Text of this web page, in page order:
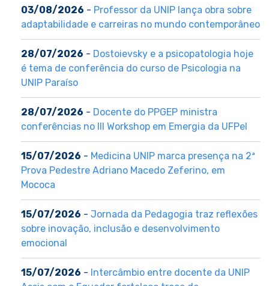
03/08/2026 - Professor da UNIP lança obra sobre
adaptabilidade e carreiras no mundo contemporâneo
28/07/2026 - Dostoievsky e a psicopatologia hoje
é tema de conferência do curso de Psicologia na
UNIP Paraíso
28/07/2026 - Docente do PPGEP ministra
conferências no III Workshop em Emergia da UFPel
15/07/2026 - Medicina UNIP marca presença na 2ª
Prova Pedestre Adriano Macedo Zeferino, em
Mococa
15/07/2026 - Jornada da Pedagogia traz reflexões
sobre inovação, inclusão e desenvolvimento
emocional
15/07/2026 - Intercâmbio entre docente da UNIP